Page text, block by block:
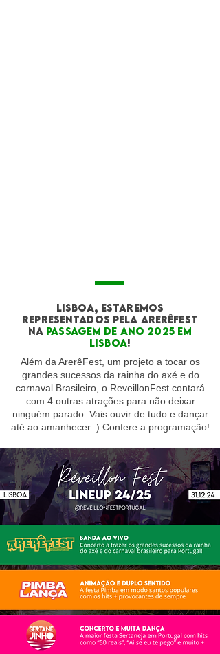
LISBOA, ESTAREMOS
REPRESENTADOS PELA ARERÊFEST
NA PASSAGEM DE ANO 2025 EM
LISBOA!
Além da ArerêFest, um projeto a tocar os
grandes sucessos da rainha do axé e do
carnaval Brasileiro, o ReveillonFest contará
com 4 outras atrações para não deixar
ninguém parado. Vais ouvir de tudo e dançar
até ao amanhecer :) Confere a programação!